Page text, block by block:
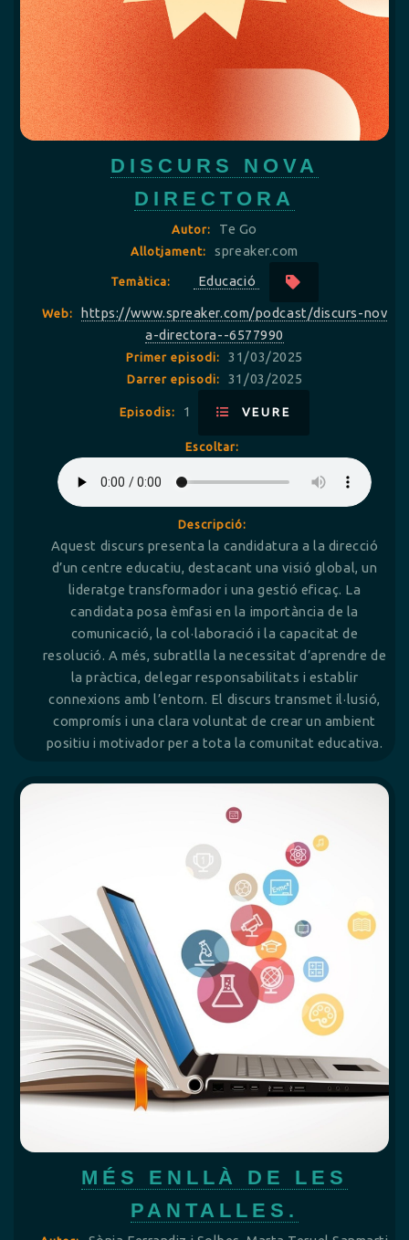
DISCURS NOVA
DIRECTORA
Autor: Te Go
Allotjament: spreaker.com
Temàtica: Educació
Web:
https://www.spreaker.com/podcast/discurs-nov
a-directora--6577990
Primer episodi: 31/03/2025
Darrer episodi: 31/03/2025
Episodis: 1 VEURE
Escoltar:
Descripció:
Aquest discurs presenta la candidatura a la direcció
d’un centre educatiu, destacant una visió global, un
lideratge transformador i una gestió eficaç. La
candidata posa èmfasi en la importància de la
comunicació, la col·laboració i la capacitat de
resolució. A més, subratlla la necessitat d’aprendre de
la pràctica, delegar responsabilitats i establir
connexions amb l’entorn. El discurs transmet il·lusió,
compromís i una clara voluntat de crear un ambient
positiu i motivador per a tota la comunitat educativa.
MÉS ENLLÀ DE LES
PANTALLES.